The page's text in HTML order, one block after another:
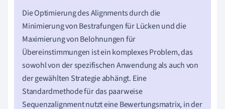
Die Optimierung des Alignments durch die
Minimierung von Bestrafungen für Lücken und die
Maximierung von Belohnungen für
Übereinstimmungen ist ein komplexes Problem, das
sowohl von der spezifischen Anwendung als auch von
der gewählten Strategie abhängt. Eine
Standardmethode für das paarweise
Sequenzalignment nutzt eine Bewertungsmatrix, in der